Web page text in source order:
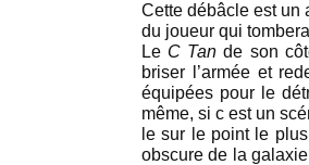
Cette débâcle est un
du joueur qui
Le C Tan de son
briser l’armée et
équipées pour le
même, si c est un
le sur le point le
obscure de la